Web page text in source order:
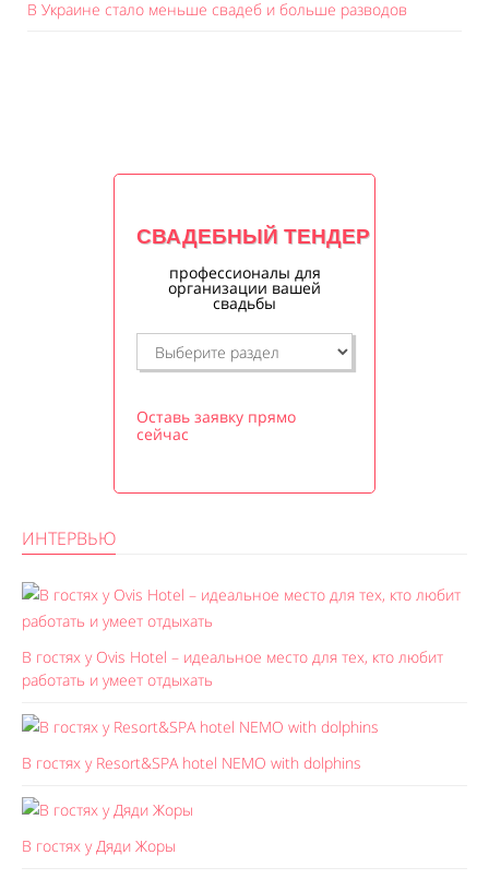
В Украине стало меньше свадеб и больше разводов
СВАДЕБНЫЙ ТЕНДЕР
профессионалы для
организации вашей
свадьбы
Оставь заявку прямо
сейчас
ИНТЕРВЬЮ
В гостях у Ovis Hotel – идеальное место для тех, кто любит
работать и умеет отдыхать
В гостях у Resort&SPA hotel NEMO with dolphins
В гостях у Дяди Жоры